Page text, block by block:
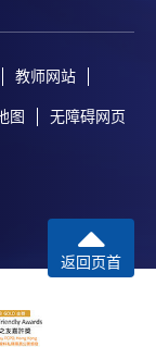
教师网站
图 无障碍网页
返回页首